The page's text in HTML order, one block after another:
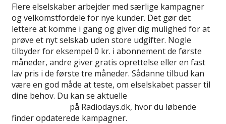
Flere elselskaber arbejder med særlige kampagner
og velkomstfordele for nye kunder. Det gør det
lettere at komme i gang og giver dig mulighed for at
prøve et nyt selskab uden store udgifter. Nogle
tilbyder for eksempel 0 kr. i abonnement de første
måneder, andre giver gratis oprettelse eller en fast
lav pris i de første tre måneder. Sådanne tilbud kan
være en god måde at teste, om elselskabet passer til
dine behov. Du kan se aktuelle
på Radiodays.dk, hvor du løbende
finder opdaterede kampagner.